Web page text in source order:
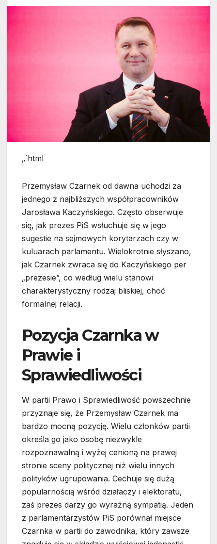
„`html
Przemysław Czarnek od dawna uchodzi za
jednego z najbliższych współpracowników
Jarosława Kaczyńskiego. Często obserwuje
się, jak prezes PiS wsłuchuje się w jego
sugestie na sejmowych korytarzach czy w
kuluarach parlamentu. Wielokrotnie słyszano,
jak Czarnek zwraca się do Kaczyńskiego per
„prezesie”, co według wielu stanowi
charakterystyczny rodzaj bliskiej, choć
formalnej relacji.
Pozycja Czarnka w
Prawie i
Sprawiedliwości
W partii Prawo i Sprawiedliwość powszechnie
przyznaje się, że Przemysław Czarnek ma
bardzo mocną pozycję. Wielu członków partii
określa go jako osobę niezwykle
rozpoznawalną i wyżej cenioną na prawej
stronie sceny politycznej niż wielu innych
polityków ugrupowania. Cechuje się dużą
popularnością wśród działaczy i elektoratu,
zaś prezes darzy go wyraźną sympatią. Jeden
z parlamentarzystów PiS porównał miejsce
Czarnka w partii do zawodnika, który zawsze